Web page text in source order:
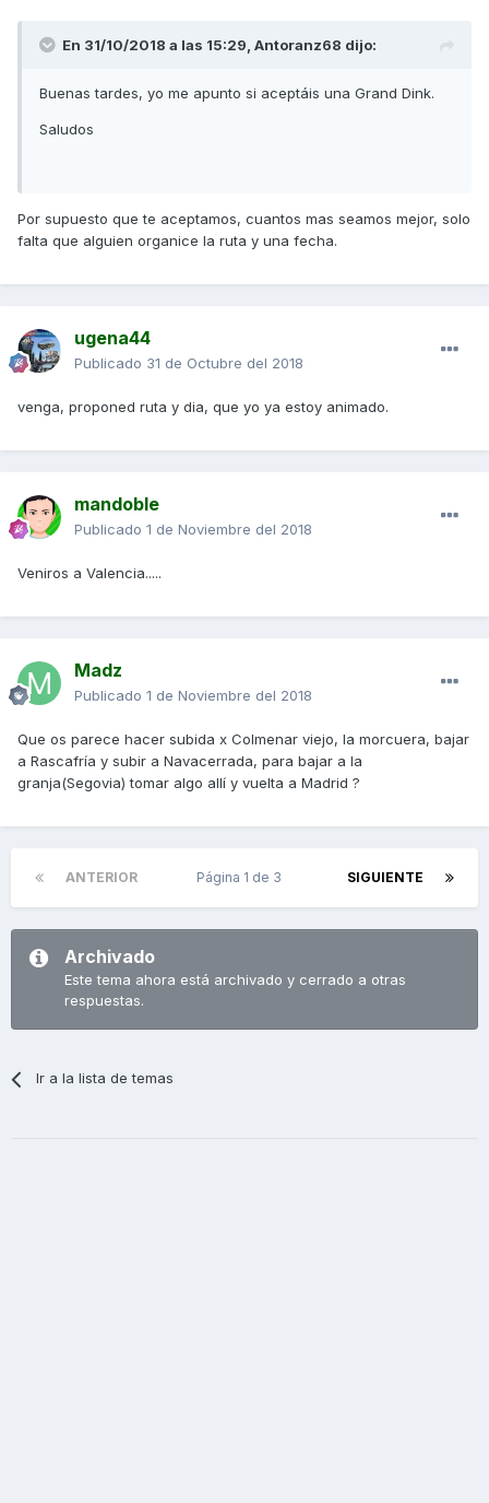
En 31/10/2018 a las 15:29, Antoranz68 dijo:
Buenas tardes, yo me apunto si aceptáis una Grand Dink.
Saludos
Por supuesto que te aceptamos, cuantos mas seamos mejor, solo
falta que alguien organice la ruta y una fecha.
ugena44
Publicado 31 de Octubre del 2018
venga, proponed ruta y dia, que yo ya estoy animado.
mandoble
Publicado 1 de Noviembre del 2018
Veniros a Valencia.....
Madz
Publicado 1 de Noviembre del 2018
Que os parece hacer subida x Colmenar viejo, la morcuera, bajar
a Rascafría y subir a Navacerrada, para bajar a la
granja(Segovia) tomar algo allí y vuelta a Madrid ?
ANTERIOR SIGUIENTE
Página 1 de 3
Archivado
Este tema ahora está archivado y cerrado a otras
respuestas.
Ir a la lista de temas